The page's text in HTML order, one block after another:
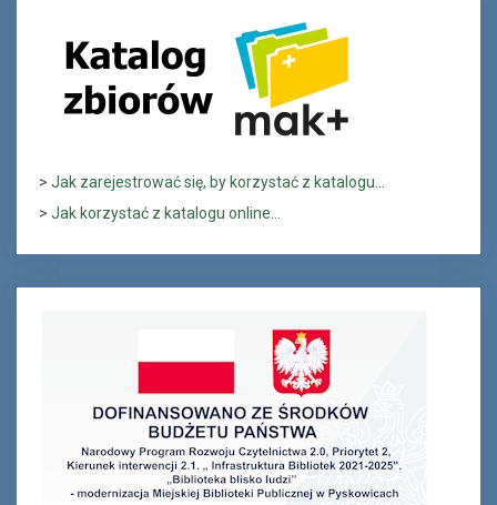
> Jak zarejestrować się, by korzystać z katalogu...
> Jak korzystać z katalogu online...